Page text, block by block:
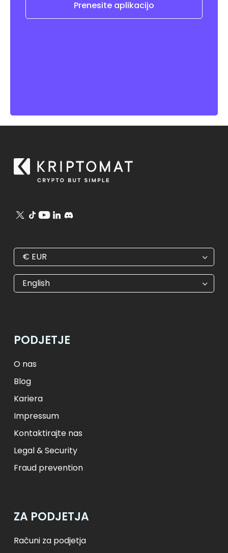
Prenesite aplikacijo
€ EUR
€ EUR
$ USD
ft HUF
zł PLN
₺ TRY
English
PODJETJE
O nas
Blog
Kariera
Impressum
Kontaktirajte nas
Legal & Security
Fraud prevention
ZA PODJETJA
Računi za podjetja